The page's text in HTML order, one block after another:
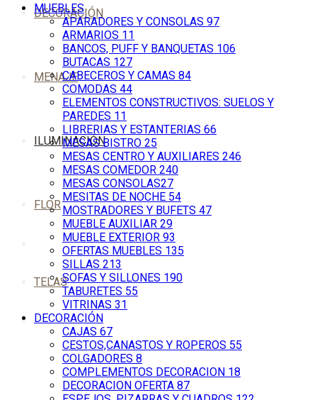
DECORACIÓN
MENAJE
ILUMINACIÓN
FLOR
TELAS
MUEBLES
APARADORES Y CONSOLAS 97
ARMARIOS 11
BANCOS, PUFF Y BANQUETAS 106
BUTACAS 127
CABECEROS Y CAMAS 84
COMODAS 44
ELEMENTOS CONSTRUCTIVOS: SUELOS Y
PAREDES 11
LIBRERIAS Y ESTANTERIAS 66
MESAS BISTRO 25
MESAS CENTRO Y AUXILIARES 246
MESAS COMEDOR 240
MESAS CONSOLAS27
MESITAS DE NOCHE 54
MOSTRADORES Y BUFETS 47
MUEBLE AUXILIAR 29
MUEBLE EXTERIOR 93
OFERTAS MUEBLES 135
SILLAS 213
SOFAS Y SILLONES 190
TABURETES 55
VITRINAS 31
DECORACIÓN
CAJAS 67
CESTOS,CANASTOS Y ROPEROS 55
COLGADORES 8
COMPLEMENTOS DECORACION 18
DECORACION OFERTA 87